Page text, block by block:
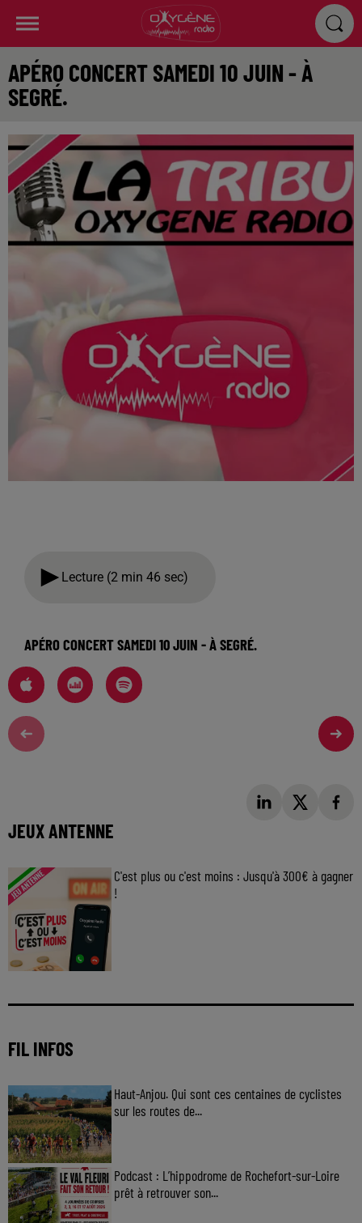
APÉRO CONCERT SAMEDI 10 JUIN - À
SEGRÉ.
Lecture (2 min 46 sec)
APÉRO CONCERT SAMEDI 10 JUIN - À SEGRÉ.
JEUX ANTENNE
C'est plus ou c'est moins : Jusqu'à 300€ à gagner
!
FIL INFOS
Haut-Anjou. Qui sont ces centaines de cyclistes
sur les routes de...
Podcast : L’hippodrome de Rochefort-sur-Loire
prêt à retrouver son...